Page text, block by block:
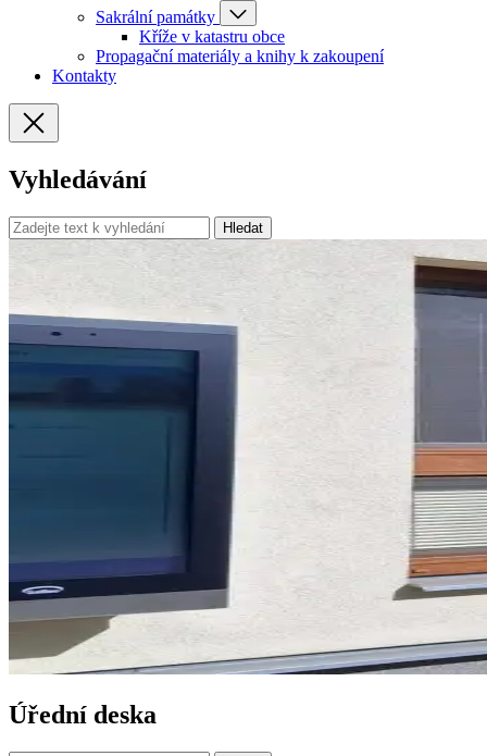
Sakrální památky
Kříže v katastru obce
Propagační materiály a knihy k zakoupení
Kontakty
Vyhledávání
Hledat
Úřední deska